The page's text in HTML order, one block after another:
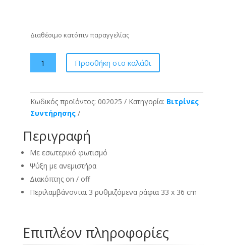
Διαθέσιμο κατόπιν παραγγελίας
Mini
Cooler
Λευκό
ποσότητα
Προσθήκη στο καλάθι
Κωδικός προϊόντος: 002025 Κατηγορία: Βιτρίνες
Συντήρησης
Περιγραφή
Με εσωτερικό φωτισμό
Ψύξη με ανεμιστήρα
Διακόπτης on / off
Περιλαμβάνονται 3 ρυθμιζόμενα ράφια 33 x 36 cm
Επιπλέον πληροφορίες